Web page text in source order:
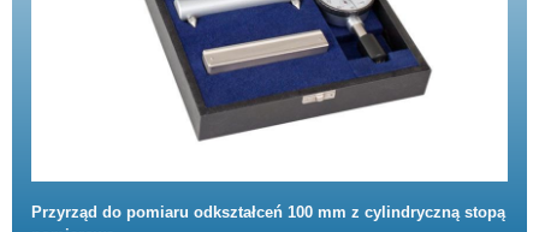
Przyrząd do pomiaru odkształceń 100 mm z cylindryczną stopą